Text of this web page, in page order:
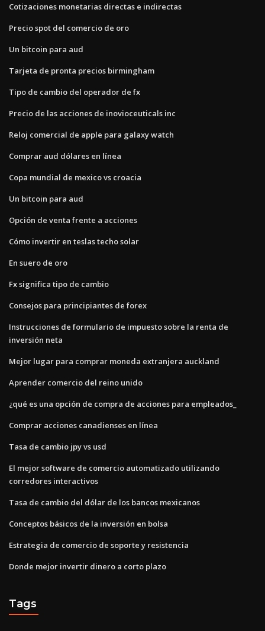
Cotizaciones monetarias directas e indirectas
Precio spot del comercio de oro
Un bitcoin para aud
Tarjeta de pronta precios birmingham
Tipo de cambio del operador de fx
Precio de las acciones de inovioceuticals inc
Reloj comercial de apple para galaxy watch
Comprar aud dólares en línea
Copa mundial de mexico vs croacia
Un bitcoin para aud
Opción de venta frente a acciones
Cómo invertir en teslas techo solar
En suero de oro
Fx significa tipo de cambio
Consejos para principiantes de forex
Instrucciones de formulario de impuesto sobre la renta de
inversión neta
Mejor lugar para comprar moneda extranjera auckland
Aprender comercio del reino unido
¿qué es una opción de compra de acciones para empleados_
Comprar acciones canadienses en línea
Tasa de cambio jpy vs usd
El mejor software de comercio automatizado utilizando
corredores interactivos
Tasa de cambio del dólar de los bancos mexicanos
Conceptos básicos de la inversión en bolsa
Estrategia de comercio de soporte y resistencia
Donde mejor invertir dinero a corto plazo
Tags